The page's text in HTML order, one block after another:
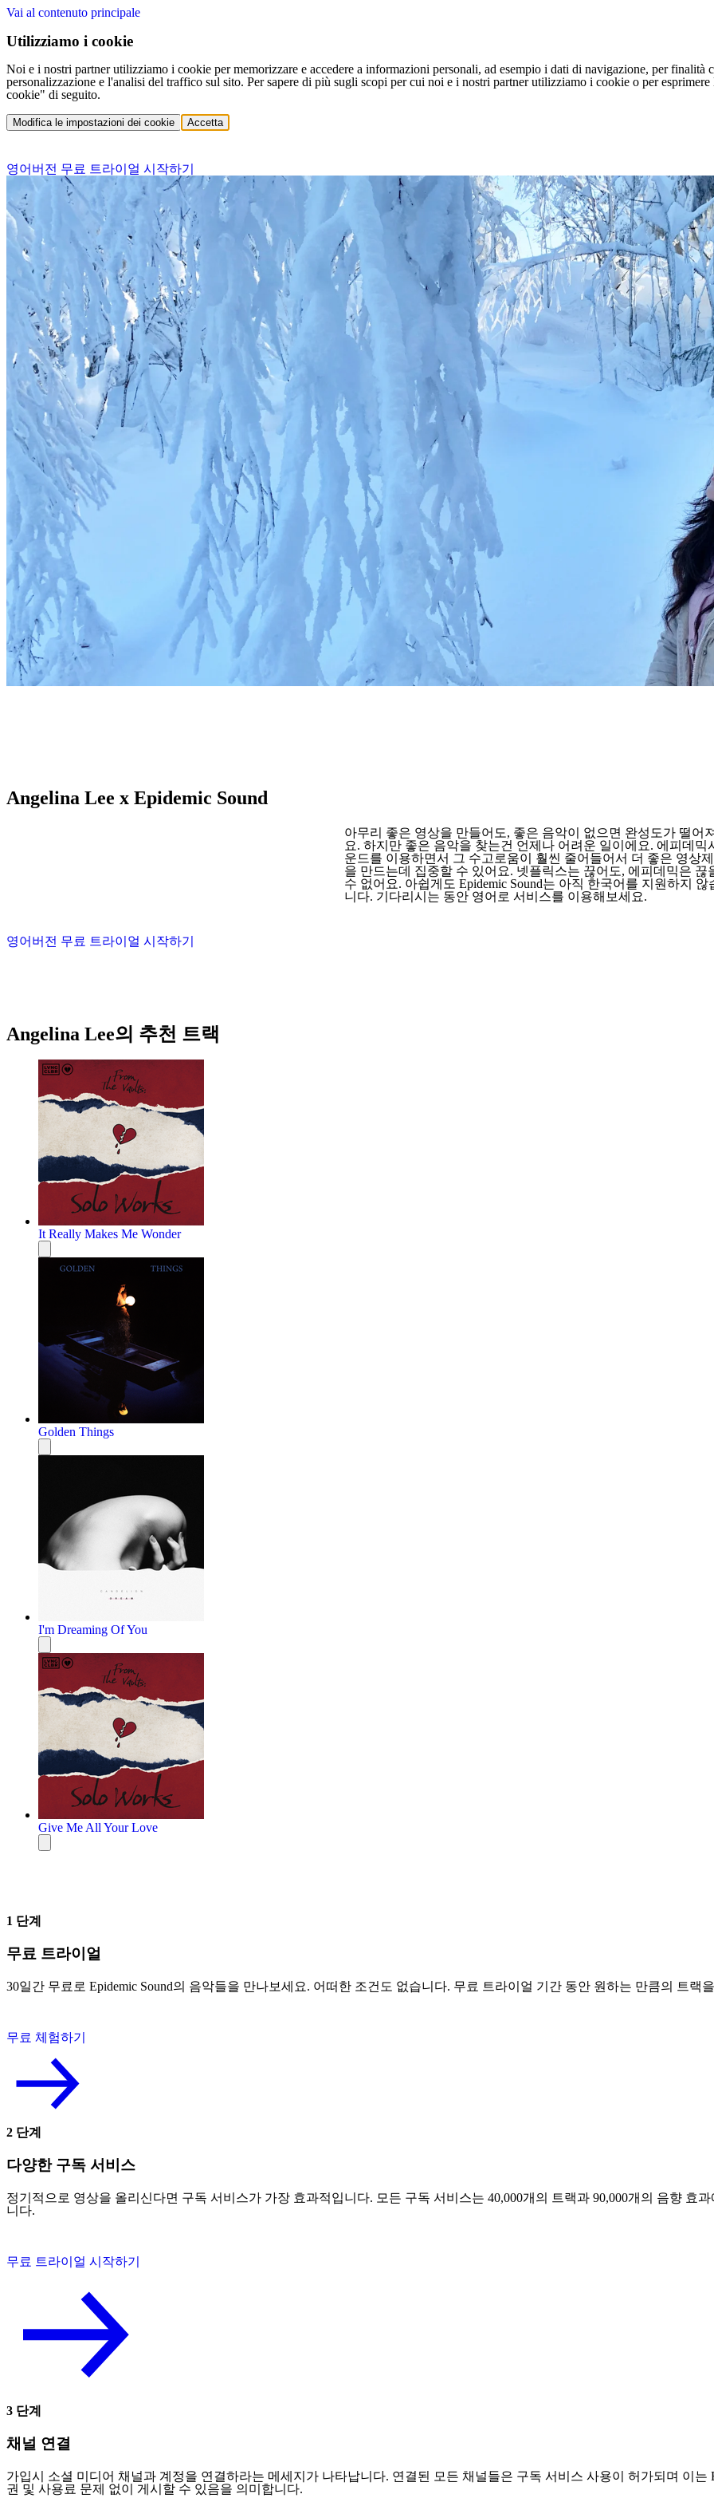
Vai al contenuto principale
Utilizziamo i cookie
Noi e i nostri partner utilizziamo i cookie per memorizzare e accedere a informazioni personali, ad esempio i dati di navigazione, per finalità
personalizzazione e l'analisi del traffico sul sito. Per sapere di più sugli scopi per cui noi e i nostri partner utilizziamo i cookie o per
cookie" di seguito.
Modifica le impostazioni dei cookie Accetta
영어버전 무료 트라이얼 시작하기
Angelina Lee x Epidemic Sound
아무리 좋은 영상을 만들어도, 좋은 음악이 없으면 완성도가 떨어져
요. 하지만 좋은 음악을 찾는건 언제나 어려운 일이에요. 에피데믹
운드를 이용하면서 그 수고로움이 훨씬 줄어들어서 더 좋은 영상
을 만드는데 집중할 수 있어요. 넷플릭스는 끊어도, 에피데믹은 끊
수 없어요. 아쉽게도 Epidemic Sound는 아직 한국어를 지원하지 않
니다. 기다리시는 동안 영어로 서비스를 이용해보세요.
영어버전 무료 트라이얼 시작하기
Angelina Lee의 추천 트랙
It Really Makes Me Wonder
Golden Things
I'm Dreaming Of You
Give Me All Your Love
1 단계
무료 트라이얼
30일간 무료로 Epidemic Sound의 음악들을 만나보세요. 어떠한 조건도 없습니다. 무료 트라이얼 기간 동안 원하는 만큼의 트
무료 체험하기
2 단계
다양한 구독 서비스
정기적으로 영상을 올리신다면 구독 서비스가 가장 효과적입니다. 모든 구독 서비스는 40,000개의 트랙과 90,000개의 음향 효
니다.
무료 트라이얼 시작하기
3 단계
채널 연결
가입시 소셜 미디어 채널과 계정을 연결하라는 메세지가 나타납니다. 연결된 모든 채널들은 구독 서비스 사용이 허가되며 이는
권 및 사용료 문제 없이 게시할 수 있음을 의미합니다.